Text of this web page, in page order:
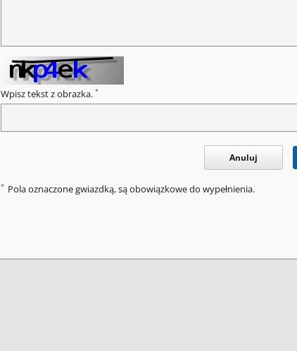
Wpisz tekst z obrazka. *
Anuluj
* Pola oznaczone gwiazdką, są obowiązkowe do wypełnienia.